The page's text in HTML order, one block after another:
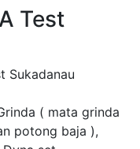
Test
Sukadanau
( mata grinda
potong baja ),